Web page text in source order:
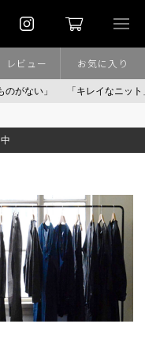
ない」 「キレイなニット」
レビュー お気に入り